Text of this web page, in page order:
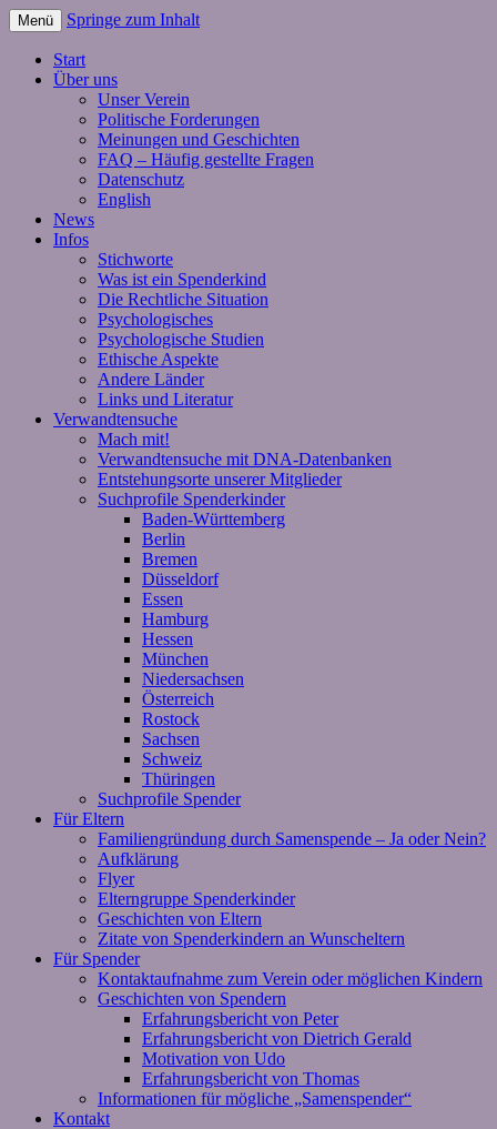
Menü Springe zum Inhalt
Start
Über uns
Unser Verein
Politische Forderungen
Meinungen und Geschichten
FAQ – Häufig gestellte Fragen
Datenschutz
English
News
Infos
Stichworte
Was ist ein Spenderkind
Die Rechtliche Situation
Psychologisches
Psychologische Studien
Ethische Aspekte
Andere Länder
Links und Literatur
Verwandtensuche
Mach mit!
Verwandtensuche mit DNA-Datenbanken
Entstehungsorte unserer Mitglieder
Suchprofile Spenderkinder
Baden-Württemberg
Berlin
Bremen
Düsseldorf
Essen
Hamburg
Hessen
München
Niedersachsen
Österreich
Rostock
Sachsen
Schweiz
Thüringen
Suchprofile Spender
Für Eltern
Familiengründung durch Samenspende – Ja oder Nein?
Aufklärung
Flyer
Elterngruppe Spenderkinder
Geschichten von Eltern
Zitate von Spenderkindern an Wunscheltern
Für Spender
Kontaktaufnahme zum Verein oder möglichen Kindern
Geschichten von Spendern
Erfahrungsbericht von Peter
Erfahrungsbericht von Dietrich Gerald
Motivation von Udo
Erfahrungsbericht von Thomas
Informationen für mögliche „Samenspender“
Kontakt